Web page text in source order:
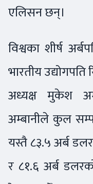
एलिसन छन्।
विश्वका शीर्ष
भारतीय
अध्यक्ष मुकेश
अम्बानीले कुल
यस्तै ८३.५ अर्ब
र ८१.६ अर्ब